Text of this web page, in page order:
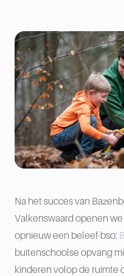
Na het succes van
Valkenswaard openen
opnieuw een beleef-bso:
buitenschoolse opvang
kinderen volop de ruimte